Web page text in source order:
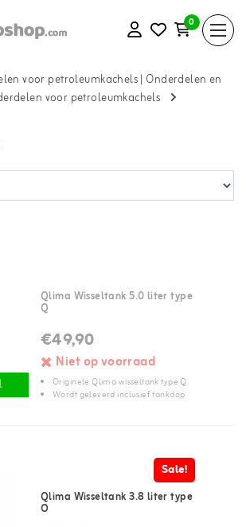
0
voor petroleumkachels| Onderdelen en
voor petroleumkachels
Qlima Wisseltank 5.0 liter type
Q
€49,90
Niet op voorraad
Originele Qlima wisseltank type Q
Wordt geleverd inclusief tankdop
Sale!
Qlima Wisseltank 3.8 liter type
O